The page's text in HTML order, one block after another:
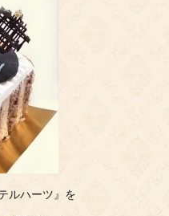
ルハーツ』を